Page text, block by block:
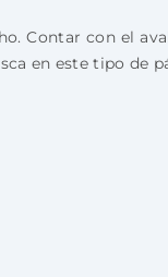
Contar con el
en este tipo de